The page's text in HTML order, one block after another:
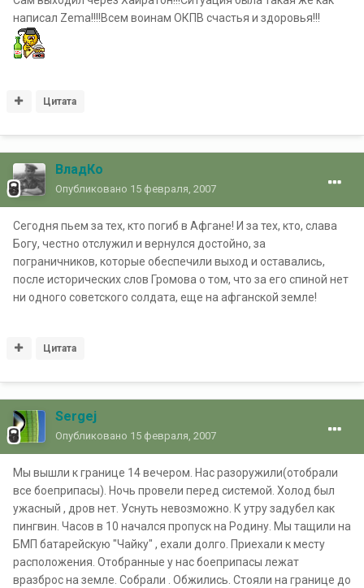
написал Zema!!!!Всем воинам ОКПВ счастья и здоровья!!!
Цитата
ВладКо
Опубликовано 15 февраля, 2007
Сегодня пьем за тех, кто погиб в Афгане! И за тех, кто, слава
Богу, честно отслужил и вернулся достойно, за
пограничников, которые обеспечили выход и оставались,
после исторических слов Громова о том, что за его спиной нет
ни одного советского солдата, еще на афганской земле!
Цитата
Sergej
Опубликовано 15 февраля, 2007
Мы вышли к границе 14 вечером. Нас разоружили(отобрали
все боеприпасы). Ночь провели перед системой. Холод был
ужасный , дров нет. Уснуть невозможно. К утру задубел как
пингвин. Часов в 10 начался пропуск на Родину. Мы тащили на
БМП батарейскую "Чайку" , ехали долго. Приехали к месту
расположения. Отобранные у нас боеприпасы лежат
вразброс на земле. Собрали . Обжились. Стояли на границе до